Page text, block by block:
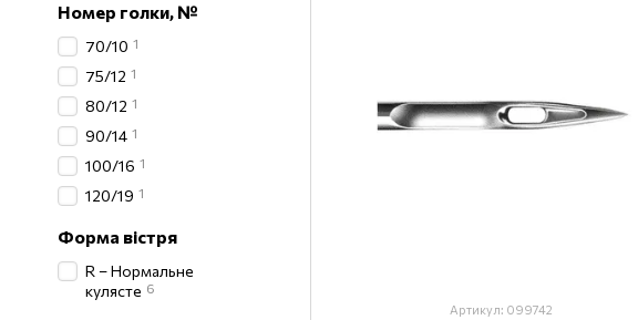
Артикул: 099742
Номер голки, №
70/10 1
75/12 1
80/12 1
90/14 1
100/16 1
120/19 1
Форма вістря
R – Нормальне
кулясте 6